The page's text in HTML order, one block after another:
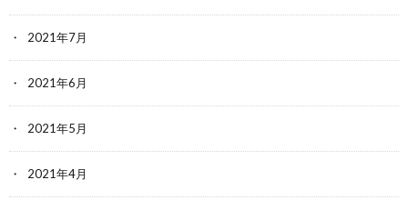
2021年7月
2021年6月
2021年5月
2021年4月